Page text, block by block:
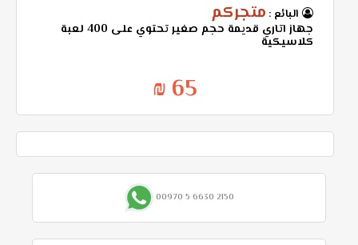
البائع : متجركم
جهاز اتاري قديمة حجم صغير تحتوي على 400 لعبة
كلاسيكية
65 ₪
00970 5 6630 2150